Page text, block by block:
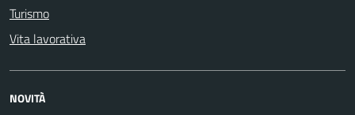
Turismo
Vita lavorativa
NOVITÀ